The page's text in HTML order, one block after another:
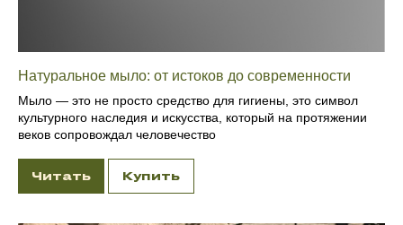
Натуральное мыло: от истоков до современности
Мыло — это не просто средство для гигиены, это символ
культурного наследия и искусства, который на протяжении
веков сопровождал человечество
Читать Купить